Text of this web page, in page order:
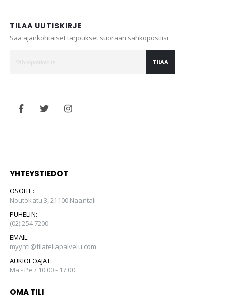
TILAA UUTISKIRJE
Saa ajankohtaiset tarjoukset suoraan sähköpostiisi.
TILAA
YHTEYSTIEDOT
OSOITE:
Noutokatu 3, 21100 Naantali
PUHELIN:
(02) 254 7200
EMAIL:
myynti@filateliapalvelu.com
AUKIOLOAJAT:
Ma - Pe / 10:00 - 17:00
OMA TILI